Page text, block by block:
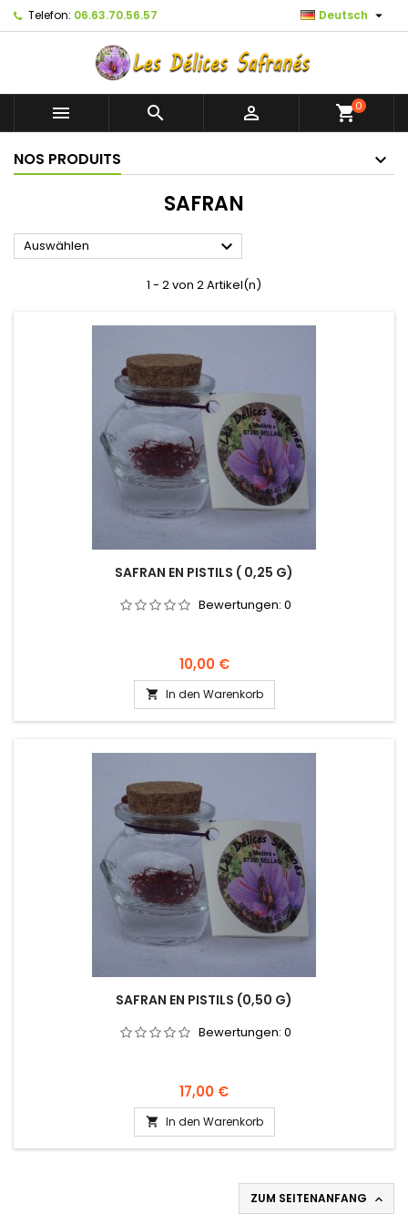
Telefon: 06.63.70.56.57 Deutsch 
   shopping_cart0
NOS PRODUITS
SAFRAN
Auswählen 
1 - 2 von 2 Artikel(n)
SAFRAN EN PISTILS ( 0,25 G)
Bewertungen: 0
Preis
10,00 €
 In den Warenkorb
SAFRAN EN PISTILS (0,50 G)
Bewertungen: 0
Preis
17,00 €
 In den Warenkorb
ZUM SEITENANFANG 